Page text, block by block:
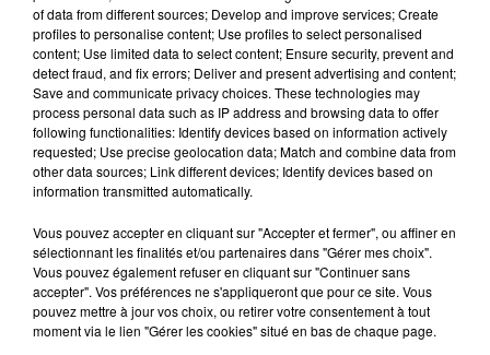
ZAHO & MC SOLAAR
Comme Caroline
JULIEN LIEB
Dis-Moi Ou
of data from different sources; Develop and improve services; Create
profiles to personalise content; Use profiles to select personalised
content; Use limited data to select content; Ensure security, prevent and
detect fraud, and fix errors; Deliver and present advertising and content;
Save and communicate privacy choices. These technologies may
process personal data such as IP address and browsing data to offer
following functionalities: Identify devices based on information actively
requested; Use precise geolocation data; Match and combine data from
other data sources; Link different devices; Identify devices based on
information transmitted automatically.
Vous pouvez accepter en cliquant sur "Accepter et fermer", ou affiner en
sélectionnant les finalités et/ou partenaires dans "Gérer mes choix".
Vous pouvez également refuser en cliquant sur "Continuer sans
accepter". Vos préférences ne s'appliqueront que pour ce site. Vous
pouvez mettre à jour vos choix, ou retirer votre consentement à tout
moment via le lien "Gérer les cookies" situé en bas de chaque page.